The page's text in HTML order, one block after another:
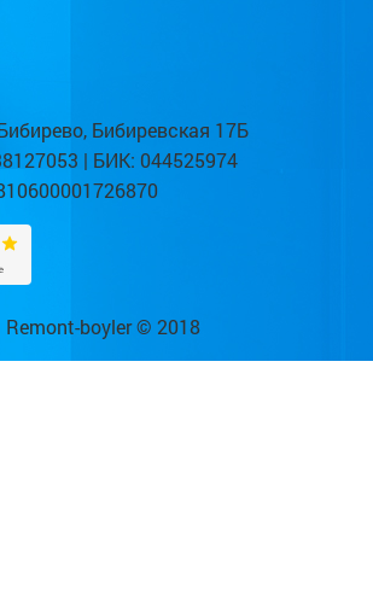
Бибиревская 17Б
| БИК: 044525974
Remont-boyler © 2018